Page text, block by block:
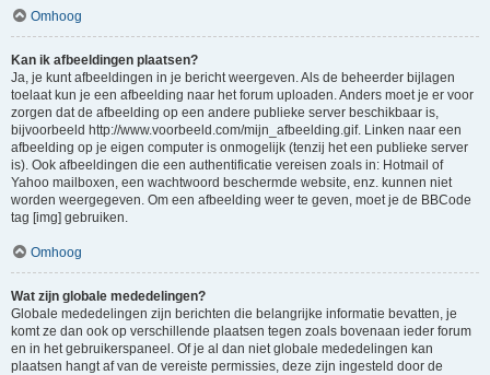
Omhoog
Kan ik afbeeldingen plaatsen?
Ja, je kunt afbeeldingen in je bericht weergeven. Als de beheerder bijlagen
toelaat kun je een afbeelding naar het forum uploaden. Anders moet je er voor
zorgen dat de afbeelding op een andere publieke server beschikbaar is,
bijvoorbeeld http://www.voorbeeld.com/mijn_afbeelding.gif. Linken naar een
afbeelding op je eigen computer is onmogelijk (tenzij het een publieke server
is). Ook afbeeldingen die een authentificatie vereisen zoals in: Hotmail of
Yahoo mailboxen, een wachtwoord beschermde website, enz. kunnen niet
worden weergegeven. Om een afbeelding weer te geven, moet je de BBCode
tag [img] gebruiken.
Omhoog
Wat zijn globale mededelingen?
Globale mededelingen zijn berichten die belangrijke informatie bevatten, je
komt ze dan ook op verschillende plaatsen tegen zoals bovenaan ieder forum
en in het gebruikerspaneel. Of je al dan niet globale mededelingen kan
plaatsen hangt af van de vereiste permissies, deze zijn ingesteld door de